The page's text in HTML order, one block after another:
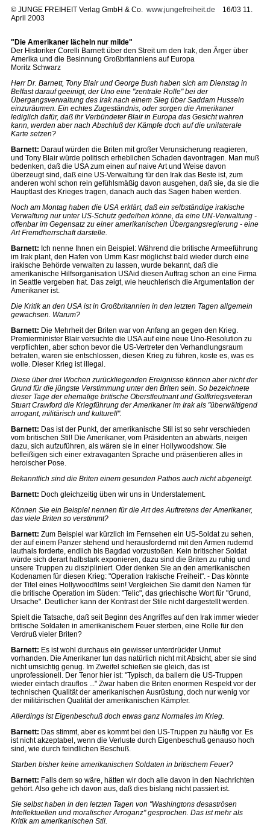
© JUNGE FREIHEIT Verlag GmbH & Co. www.jungefreiheit.de 16/03 11.
April 2003
"Die Amerikaner lächeln nur milde"
Der Historiker Corelli Barnett über den Streit um den Irak, den Ärger über
Amerika und die Besinnung Großbritanniens auf Europa
Moritz Schwarz
Herr Dr. Barnett, Tony Blair und George Bush haben sich am Dienstag in
Belfast darauf geeinigt, der Uno eine "zentrale Rolle" bei der
Übergangsverwaltung des Irak nach einem Sieg über Saddam Hussein
einzuräumen. Ein echtes Zugeständnis, oder sorgen die Amerikaner
lediglich dafür, daß ihr Verbündeter Blair in Europa das Gesicht wahren
kann, werden aber nach Abschluß der Kämpfe doch auf die unilaterale
Karte setzen?
Barnett: Darauf würden die Briten mit großer Verunsicherung reagieren,
und Tony Blair würde politisch erheblichen Schaden davontragen. Man muß
bedenken, daß die USA zum einen auf naive Art und Weise davon
überzeugt sind, daß eine US-Verwaltung für den Irak das Beste ist, zum
anderen wohl schon rein gefühlsmäßig davon ausgehen, daß sie, da sie die
Hauptlast des Krieges tragen, danach auch das Sagen haben werden.
Noch am Montag haben die USA erklärt, daß ein selbständige irakische
Verwaltung nur unter US-Schutz gedeihen könne, da eine UN-Verwaltung -
offenbar im Gegensatz zu einer amerikanischen Übergangsregierung - eine
Art Fremdherrschaft darstelle.
Barnett: Ich nenne Ihnen ein Beispiel: Während die britische Armeeführung
im Irak plant, den Hafen von Umm Kasr möglichst bald wieder durch eine
irakische Behörde verwalten zu lassen, wurde bekannt, daß die
amerikanische Hilfsorganisation USAid diesen Auftrag schon an eine Firma
in Seattle vergeben hat. Das zeigt, wie heuchlerisch die Argumentation der
Amerikaner ist.
Die Kritik an den USA ist in Großbritannien in den letzten Tagen allgemein
gewachsen. Warum?
Barnett: Die Mehrheit der Briten war von Anfang an gegen den Krieg.
Premierminister Blair versuchte die USA auf eine neue Uno-Resolution zu
verpflichten, aber schon bevor die US-Vertreter den Verhandlungsraum
betraten, waren sie entschlossen, diesen Krieg zu führen, koste es, was es
wolle. Dieser Krieg ist illegal.
Diese über drei Wochen zurückliegenden Ereignisse können aber nicht der
Grund für die jüngste Verstimmung unter den Briten sein. So bezeichnete
dieser Tage der ehemalige britische Oberstleutnant und Golfkriegsveteran
Stuart Crawford die Kriegführung der Amerikaner im Irak als "überwältigend
arrogant, militärisch und kulturell".
Barnett: Das ist der Punkt, der amerikanische Stil ist so sehr verschieden
vom britischen Stil! Die Amerikaner, vom Präsidenten an abwärts, neigen
dazu, sich aufzuführen, als wären sie in einer Hollywoodshow. Sie
befleißigen sich einer extravaganten Sprache und präsentieren alles in
heroischer Pose.
Bekanntlich sind die Briten einem gesunden Pathos auch nicht abgeneigt.
Barnett: Doch gleichzeitig üben wir uns in Understatement.
Können Sie ein Beispiel nennen für die Art des Auftretens der Amerikaner,
das viele Briten so verstimmt?
Barnett: Zum Beispiel war kürzlich im Fernsehen ein US-Soldat zu sehen,
der auf einem Panzer stehend und herausfordernd mit den Armen rudernd
lauthals forderte, endlich bis Bagdad vorzustoßen. Kein britischer Soldat
würde sich derart halbstark exponieren, dazu sind die Briten zu ruhig und
unsere Truppen zu diszipliniert. Oder denken Sie an den amerikanischen
Kodenamen für diesen Krieg: "Operation Irakische Freiheit". - Das könnte
der Titel eines Hollywoodfilms sein! Vergleichen Sie damit den Namen für
die britische Operation im Süden: "Telic", das griechische Wort für "Grund,
Ursache". Deutlicher kann der Kontrast der Stile nicht dargestellt werden.
Spielt die Tatsache, daß seit Beginn des Angriffes auf den Irak immer wieder
britische Soldaten in amerikanischem Feuer sterben, eine Rolle für den
Verdruß vieler Briten?
Barnett: Es ist wohl durchaus ein gewisser unterdrückter Unmut
vorhanden. Die Amerikaner tun das natürlich nicht mit Absicht, aber sie sind
nicht umsichtig genug. Im Zweifel schießen sie gleich, das ist
unprofessionell. Der Tenor hier ist: "Typisch, da ballern die US-Truppen
wieder einfach drauflos ..." Zwar haben die Briten enormen Respekt vor der
technischen Qualität der amerikanischen Ausrüstung, doch nur wenig vor
der militärischen Qualität der amerikanischen Kämpfer.
Allerdings ist Eigenbeschuß doch etwas ganz Normales im Krieg.
Barnett: Das stimmt, aber es kommt bei den US-Truppen zu häufig vor. Es
ist nicht akzeptabel, wenn die Verluste durch Eigenbeschuß genauso hoch
sind, wie durch feindlichen Beschuß.
Starben bisher keine amerikanischen Soldaten in britischem Feuer?
Barnett: Falls dem so wäre, hätten wir doch alle davon in den Nachrichten
gehört. Also gehe ich davon aus, daß dies bislang nicht passiert ist.
Sie selbst haben in den letzten Tagen von "Washingtons desaströsen
Intellektuellen und moralischer Arroganz" gesprochen. Das ist mehr als
Kritik am amerikanischen Stil.